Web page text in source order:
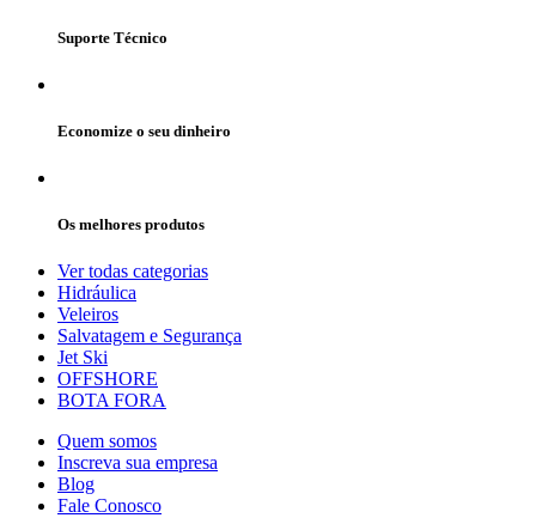
Suporte Técnico
Economize o seu dinheiro
Os melhores produtos
Ver todas categorias
Hidráulica
Veleiros
Salvatagem e Segurança
Jet Ski
OFFSHORE
BOTA FORA
Quem somos
Inscreva sua empresa
Blog
Fale Conosco